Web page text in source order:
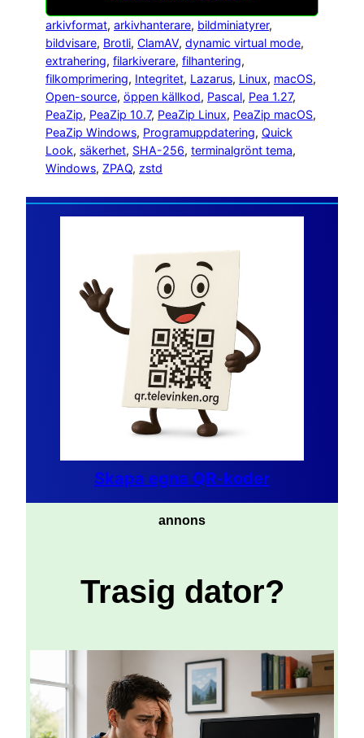
arkivformat, arkivhanterare, bildminiatyrer
bildvisare, Brotli, ClamAV, dynamic virtual mode
extrahering, filarkiverare, filhantering
filkomprimering, Integritet, Lazarus, Linux, macOS
Open-source, öppen källkod, Pascal, Pea 1.27
PeaZip, PeaZip 10.7, PeaZip Linux, PeaZip macOS
PeaZip Windows, Programuppdatering, Quick
Look, säkerhet, SHA-256, terminalgrönt tema
Windows, ZPAQ, zstd
Skapa egna QR-koder
annons
Trasig dator?